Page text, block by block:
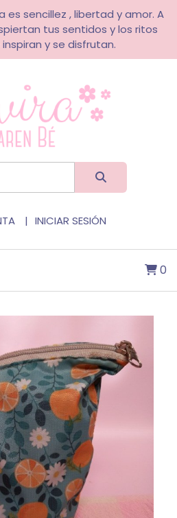
es sencillez , libertad y amor. A
tus sentidos y los ritos
y se disfrutan.
INICIAR SESIÓN
0